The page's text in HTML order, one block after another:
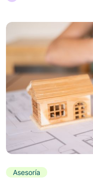
Asesoría